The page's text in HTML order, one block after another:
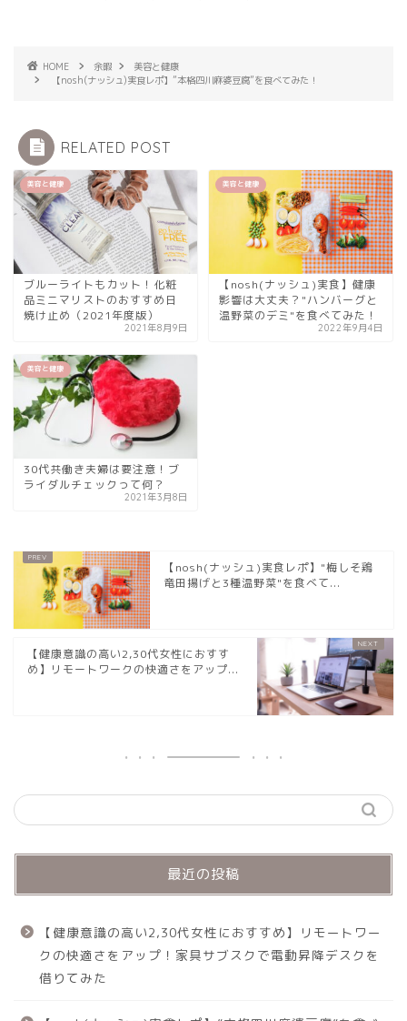
HOME 余暇
美容と健康
【nosh(ナッシュ)実食レポ】”本格四川麻婆豆腐”を食べてみた！
RELATED POST
美容と健康
ブルーライトもカット！化粧
品ミニマリストのおすすめ日
焼け止め（2021年度版）
2021年8月9日
美容と健康
【nosh(ナッシュ)実食】健康
影響は大丈夫？"ハンバーグと
温野菜のデミ"を食べてみた！
2022年9月4日
美容と健康
30代共働き夫婦は要注意！ブ
ライダルチェックって何？
2021年3月8日
【nosh(ナッシュ)実食レポ】"梅しそ鶏
竜田揚げと3種温野菜"を食べて...
【健康意識の高い2,30代女性におすす
め】リモートワークの快適さをアップ...
最近の投稿
【健康意識の高い2,30代女性におすすめ】リモートワー
クの快適さをアップ！家具サブスクで電動昇降デスクを
借りてみた